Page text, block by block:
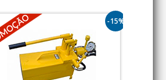
-15%